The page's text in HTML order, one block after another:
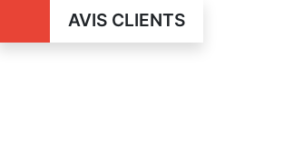
AVIS CLIENTS